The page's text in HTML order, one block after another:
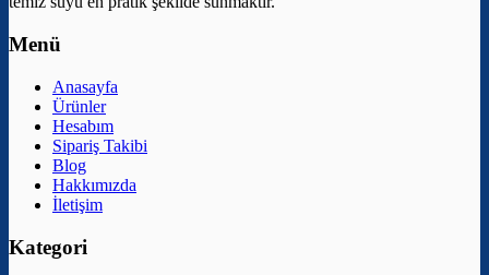
Menü
Anasayfa
Ürünler
Hesabım
Sipariş Takibi
Blog
Hakkımızda
İletişim
Kategori